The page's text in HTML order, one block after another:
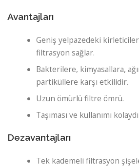
Avantajları
Geniş yelpazedeki
filtrasyon sağlar.
Bakterilere, kimyasallara,
partiküllere karşı etkilidir.
Uzun ömürlü filtre ömrü.
Taşıması ve kullanımı
Dezavantajları
Tek kademeli filtrasyon